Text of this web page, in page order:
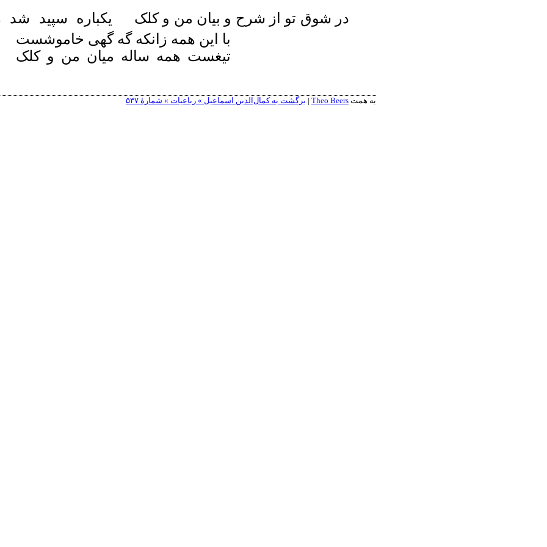
در شوق تو از شرح و بیان من و کلک
یکباره سپید
با این همه زانکه گه گهی خاموشست
تیغست همه ساله میان من و کلک
به همت Theo Beers
| برگشت به کمال‌الدین اسماعیل » رباعیات » شمارهٔ ۵۳۷